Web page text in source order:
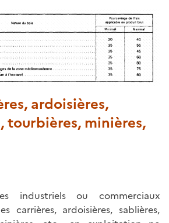
ardoisières,
tourbières, minières,
industriels ou commerciaux
carrières, ardoisières, sablières,